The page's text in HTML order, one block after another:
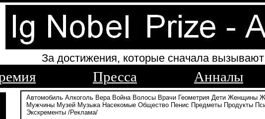
За достижения, которые сначала
Пресса Анналы
Автомобиль Алкоголь Вера Война Волосы Врачи Геометрия Дети Женщины
Мужчины Музей Музыка Насекомые Общество Пенис Предметы Продукты
Экскременты /Реклама/